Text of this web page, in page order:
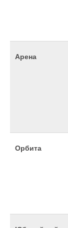
Арена
Орбита